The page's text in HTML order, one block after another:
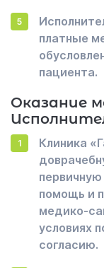
платные
пациента.
Оказание
Клиника
помощь и
медико-
условиях
согласию.